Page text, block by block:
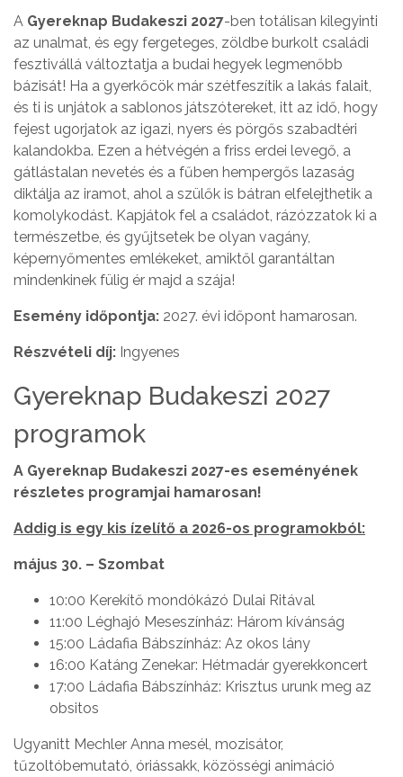
A Gyereknap Budakeszi 2027-ben totálisan kilegyinti
az unalmat, és egy fergeteges, zöldbe burkolt családi
fesztivállá változtatja a budai hegyek legmenőbb
bázisát! Ha a gyerkőcök már szétfeszítik a lakás falait,
és ti is unjátok a sablonos játszótereket, itt az idő, hogy
fejest ugorjatok az igazi, nyers és pörgős szabadtéri
kalandokba. Ezen a hétvégén a friss erdei levegő, a
gátlástalan nevetés és a fűben hempergős lazaság
diktálja az iramot, ahol a szülők is bátran elfelejthetik a
komolykodást. Kapjátok fel a családot, rázózzatok ki a
természetbe, és gyűjtsetek be olyan vagány,
képernyőmentes emlékeket, amiktől garantáltan
mindenkinek fülig ér majd a szája!
Esemény időpontja: 2027. évi időpont hamarosan.
Részvételi díj: Ingyenes
Gyereknap Budakeszi 2027
programok
A Gyereknap Budakeszi 2027-es eseményének
részletes programjai hamarosan!
Addig is egy kis ízelítő a 2026-os programokból:
május 30. – Szombat
10:00 Kerekítő mondókázó Dulai Ritával
11:00 Léghajó Meseszínház: Három kívánság
15:00 Ládafia Bábszínház: Az okos lány
16:00 Katáng Zenekar: Hétmadár gyerekkoncert
17:00 Ládafia Bábszínház: Krisztus urunk meg az
obsitos
Ugyanitt Mechler Anna mesél, mozisátor,
tűzoltóbemutató, óriássakk, közösségi animáció